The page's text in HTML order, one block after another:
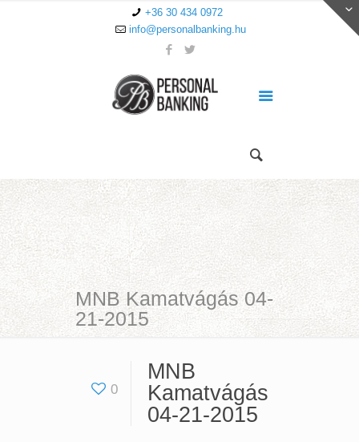
+36 30 434 0972
info@personalbanking.hu
MNB Kamatvágás 04-
21-2015
0
MNB
Kamatvágás
04-21-2015